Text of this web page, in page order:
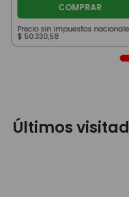
COMPRAR
Precio sin impuestos
$ 50.330,58
Últimos